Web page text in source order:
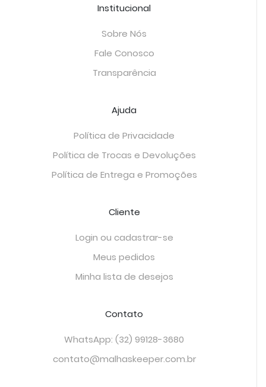
Institucional
Sobre Nós
Fale Conosco
Transparência
Ajuda
Política de Privacidade
Política de Trocas e Devoluções
Política de Entrega e Promoções
Cliente
Login ou cadastrar-se
Meus pedidos
Minha lista de desejos
Contato
WhatsApp: (32) 99128-3680
contato@malhaskeeper.com.br